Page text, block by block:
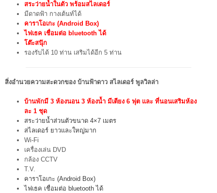
สระว่ายน้ำในตัว พร้อมสไลเดอร์
มีดาดฟ้า กางเต้นท์ได้
คาราโอเกะ (Android Box)
ไฟเธค เชื่อมต่อ bluetooth ได้
โต๊ะสนุ๊ก
รองรับได้ 10 ท่าน เสริมได้อีก 5 ท่าน
สิ่งอำนวยความสะดวกของ บ้านฟ้าดาว สไลเดอร์ พูลวิลล่า
บ้านพักมี 3 ห้องนอน 3 ห้องน้ำ มีเตียง 6 ฟุต และ ที่นอนเสริมห้อง
ละ 1 ชุด
สระว่ายน้ำส่วนตัวขนาด 4×7 เมตร
สไลเดอร์ ยาวและใหญ่มาก
Wi-Fi
เครื่องเล่น DVD
กล้อง CCTV
T.V.
คาราโอเกะ (Android Box)
ไฟเธค เชื่อมต่อ bluetooth ได้